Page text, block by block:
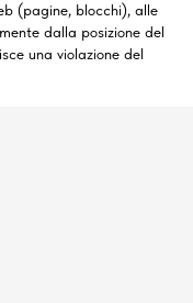
(pagine, blocchi), alle
dalla posizione del
una violazione del